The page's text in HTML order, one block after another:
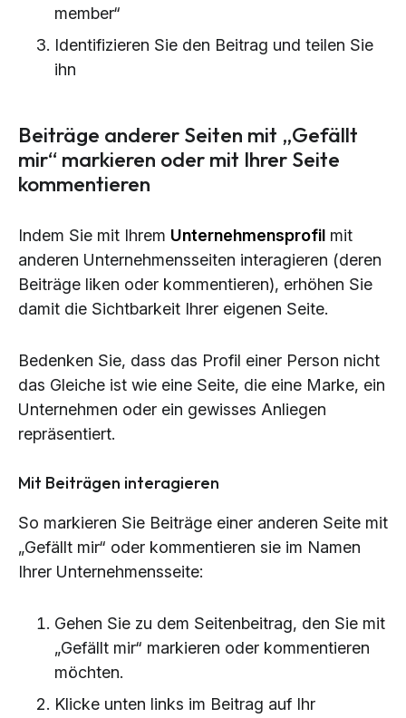
member“
Identifizieren Sie den Beitrag und teilen Sie
ihn
Beiträge anderer Seiten mit „Gefällt
mir“ markieren oder mit Ihrer Seite
kommentieren
Indem Sie mit Ihrem Unternehmensprofil mit
anderen Unternehmensseiten interagieren (deren
Beiträge liken oder kommentieren), erhöhen Sie
damit die Sichtbarkeit Ihrer eigenen Seite.
Bedenken Sie, dass das Profil einer Person nicht
das Gleiche ist wie eine Seite, die eine Marke, ein
Unternehmen oder ein gewisses Anliegen
repräsentiert.
Mit Beiträgen interagieren
So markieren Sie Beiträge einer anderen Seite mit
„Gefällt mir“ oder kommentieren sie im Namen
Ihrer Unternehmensseite:
Gehen Sie zu dem Seitenbeitrag, den Sie mit
„Gefällt mir“ markieren oder kommentieren
möchten.
Klicke unten links im Beitrag auf Ihr